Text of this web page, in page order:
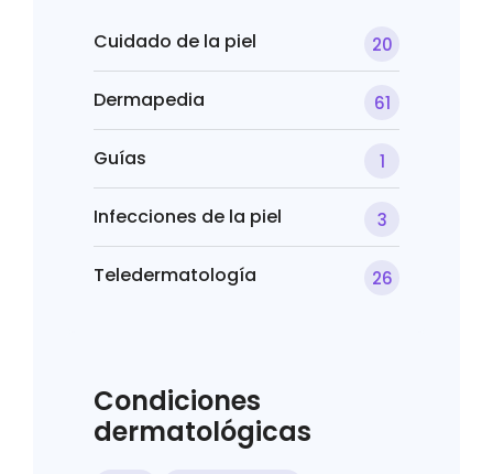
Cuidado de la piel 20
Dermapedia 61
Guías 1
Infecciones de la piel 3
Teledermatología 26
Condiciones
dermatológicas